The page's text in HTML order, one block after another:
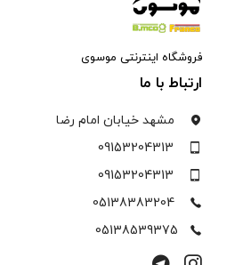
فروشگاه اینترنتی موسوی
ارتباط با ما
مشهد خیابان امام رضا
09153204313
09153204313
05138383204
05138539375